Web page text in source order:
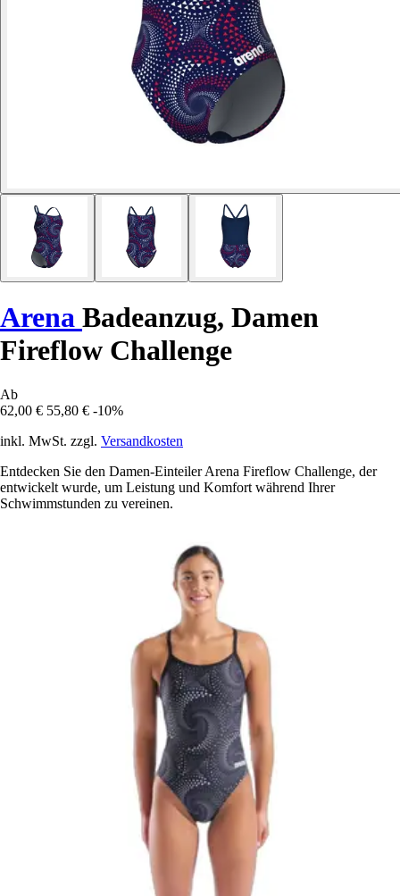
Arena Badeanzug, Damen
Fireflow Challenge
Ab
62,00 € 55,80 € -10%
inkl. MwSt. zzgl. Versandkosten
Entdecken Sie den Damen-Einteiler Arena Fireflow Challenge, der
entwickelt wurde, um Leistung und Komfort während Ihrer
Schwimmstunden zu vereinen.